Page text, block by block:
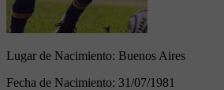
Lugar de Nacimiento: Buenos Aires
Fecha de Nacimiento: 31/07/1981